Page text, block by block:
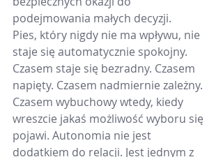
podejmowania małych decyzji.
Pies, który nigdy nie ma wpływu, nie
staje się automatycznie spokojny.
Czasem staje się bezradny. Czasem
napięty. Czasem nadmiernie zależny.
Czasem wybuchowy wtedy, kiedy
wreszcie jakaś możliwość wyboru się
pojawi. Autonomia nie jest
dodatkiem do relacji. Jest jednym z